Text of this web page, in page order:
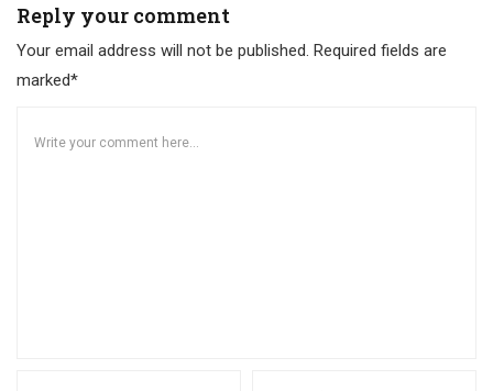
Reply your comment
Your email address will not be published. Required fields are
marked*